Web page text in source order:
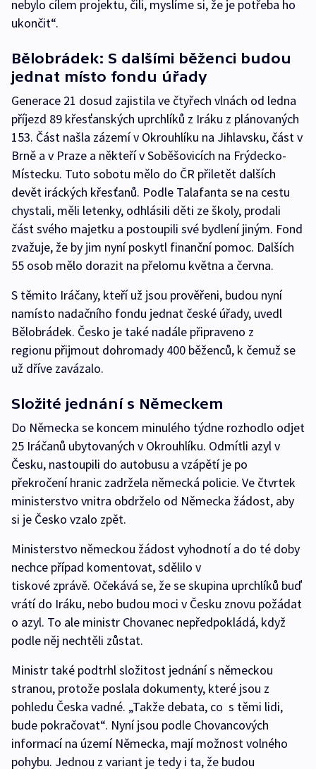
nebylo cílem projektu, čili, myslíme si, že je potřeba ho
ukončit“.
Bělobrádek: S dalšími běženci budou
jednat místo fondu úřady
Generace 21 dosud zajistila ve čtyřech vlnách od ledna
příjezd 89 křesťanských uprchlíků z Iráku z plánovaných
153. Část našla zázemí v Okrouhlíku na Jihlavsku, část v
Brně a v Praze a někteří v Soběšovicích na Frýdecko-
Místecku. Tuto sobotu mělo do ČR přiletět dalších
devět iráckých křesťanů. Podle Talafanta se na cestu
chystali, měli letenky, odhlásili děti ze školy, prodali
část svého majetku a postoupili své bydlení jiným. Fond
zvažuje, že by jim nyní poskytl finanční pomoc. Dalších
55 osob mělo dorazit na přelomu května a června.
S těmito Iráčany, kteří už jsou prověřeni, budou nyní
namísto nadačního fondu jednat české úřady, uvedl
Bělobrádek. Česko je také nadále připraveno z
regionu přijmout dohromady 400 běženců, k čemuž se
už dříve zavázalo.
Složité jednání s Německem
Do Německa se koncem minulého týdne rozhodlo odjet
25 Iráčanů ubytovaných v Okrouhlíku. Odmítli azyl v
Česku, nastoupili do autobusu a vzápětí je po
překročení hranic zadržela německá policie. Ve čtvrtek
ministerstvo vnitra obdrželo od Německa žádost, aby
si je Česko vzalo zpět.
Ministerstvo německou žádost vyhodnotí a do té doby
nechce případ komentovat, sdělilo v
tiskové zprávě. Očekává se, že se skupina uprchlíků buď
vrátí do Iráku, nebo budou moci v Česku znovu požádat
o azyl. To ale ministr Chovanec nepředpokládá, když
podle něj nechtěli zůstat.
Ministr také podtrhl složitost jednání s německou
stranou, protože poslala dokumenty, které jsou z
pohledu Česka vadné. „Takže debata, co s těmi lidi,
bude pokračovat“. Nyní jsou podle Chovancových
informací na území Německa, mají možnost volného
pohybu. Jednou z variant je tedy i ta, že budou